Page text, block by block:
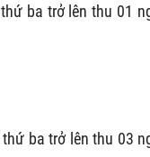
ba trở lên thu 01
ba trở lên thu 03